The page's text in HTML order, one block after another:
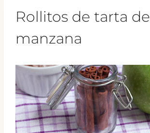
Rollitos de tarta de
manzana